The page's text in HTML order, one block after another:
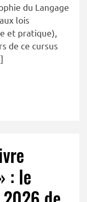
du Langage
lois
et pratique),
de ce cursus
: le